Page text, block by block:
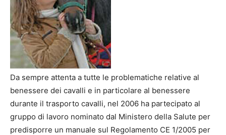
Da sempre attenta a tutte le problematiche relative al
benessere dei cavalli e in particolare al benessere
durante il trasporto cavalli, nel 2006 ha partecipato al
gruppo di lavoro nominato dal Ministero della Salute per
predisporre un manuale sul Regolamento CE 1/2005 per